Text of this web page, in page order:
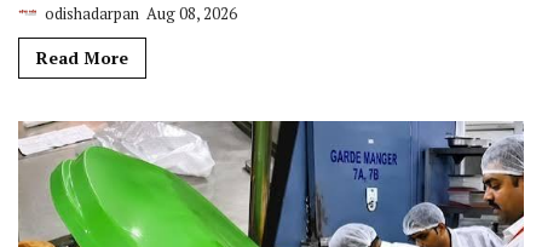
odishadarpan Aug 08, 2026
Read More